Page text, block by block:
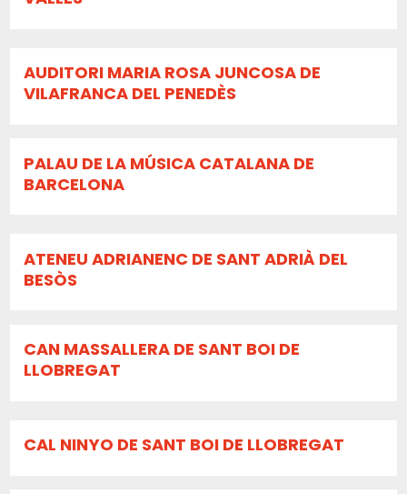
AUDITORI MARIA ROSA JUNCOSA DE
VILAFRANCA DEL PENEDÈS
PALAU DE LA MÚSICA CATALANA DE
BARCELONA
ATENEU ADRIANENC DE SANT ADRIÀ DEL
BESÒS
CAN MASSALLERA DE SANT BOI DE
LLOBREGAT
CAL NINYO DE SANT BOI DE LLOBREGAT